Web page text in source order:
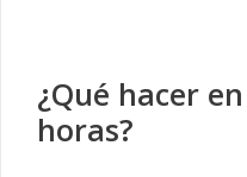
¿Qué hacer
horas?